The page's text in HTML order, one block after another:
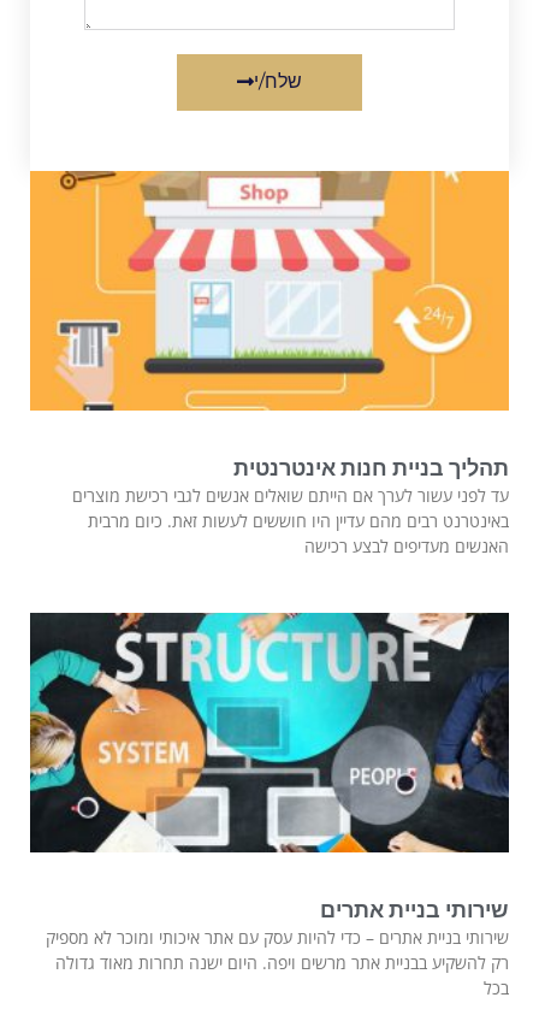
שלח/י
תהליך בניית חנות אינטרנטית
עד לפני עשור לערך אם הייתם שואלים אנשים לגבי רכישת מוצרים
באינטרנט רבים מהם עדיין היו חוששים לעשות זאת. כיום מרבית
האנשים מעדיפים לבצע רכישה
שירותי בניית אתרים
שירותי בניית אתרים – כדי להיות עסק עם אתר איכותי ומוכר לא מספיק
רק להשקיע בבניית אתר מרשים ויפה. היום ישנה תחרות מאוד גדולה
בכל